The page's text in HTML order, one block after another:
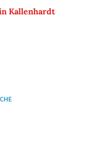
Kallenhardt